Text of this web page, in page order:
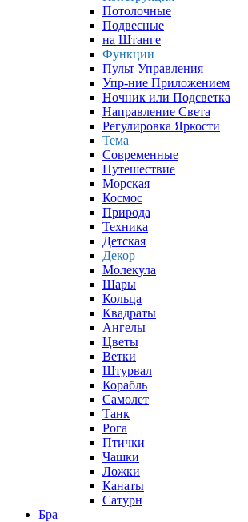
Потолочные
Подвесные
на Штанге
Функции
Пульт Управления
Упр-ние Приложением
Ночник или Подсветка
Направление Света
Регулировка Яркости
Тема
Современные
Путешествие
Морская
Космос
Природа
Техника
Детская
Декор
Молекула
Шары
Кольца
Квадраты
Ангелы
Цветы
Ветки
Штурвал
Корабль
Самолет
Танк
Рога
Птички
Чашки
Ложки
Канаты
Сатурн
Бра